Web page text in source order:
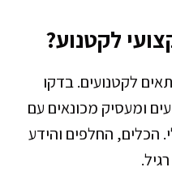
לקטנוע?
לקטנועים. בדקו
ומעסיק מכונאים עם
הכלים, החלפים והידע